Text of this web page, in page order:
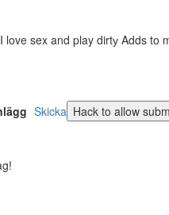
se︆︆x and play dirtу Adds to
Skicka